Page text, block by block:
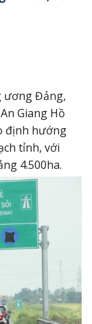
ương Đảng,
Giang Hồ
định hướng
tỉnh, với
4.500ha.